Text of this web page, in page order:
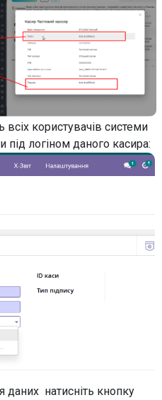
всіх користувачів системи
під логіном даного касира:
натисніть кнопку